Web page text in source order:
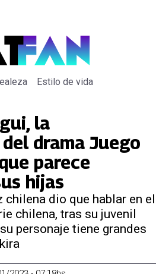
Estilo de vida
la
drama Juego
parece
hijas
dio que hablar en el
chilena, tras su juvenil
personaje tiene grandes